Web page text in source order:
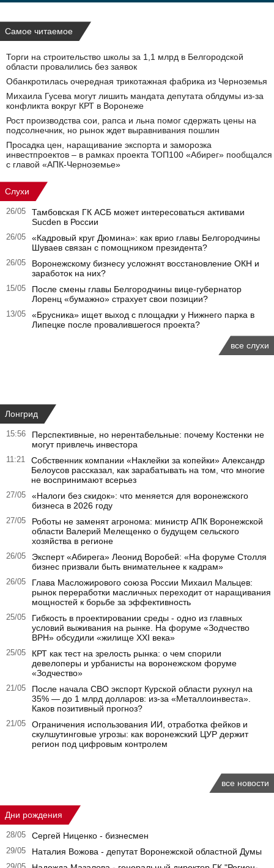
Самое читаемое
Торги на строительство школы за 1,1 млрд в Белгородской
области провалились без заявок
Обанкротилась очередная трикотажная фабрика из Черноземья
Михаила Гусева могут лишить мандата депутата облдумы из‑за
конфликта вокруг КРТ в Воронеже
Рост производства сои, рапса и льна помог сдержать цены на
подсолнечник, но рынок ждет выравнивания пошлин
Просадка цен, наращивание экспорта и заморозка
инвестпроектов – в рамках проекта ТОП100 «Абирег» пообщался
с главой «АПК-Черноземье»
Слухи
26/05
Тамбовская ГК АСБ может интересоваться активами
Sucden в России
26/05
«Кадровый круг Дюмина»: как врио главы Белгородчины
Шуваев связан с помощником президента?
26/05
Воронежскому бизнесу усложнят восстановление ОКН и
заработок на них?
15/05
После смены главы Белгородчины вице-губернатор
Лоренц «бумажно» страхует свои позиции?
13/05
«Брусника» ищет выход с площадки у Нижнего парка в
Липецке после провалившегося проекта?
все слухи
Лонгрид
15:56
Перспективные, но нерентабельные: почему Костенки не
могут привлечь инвестора
11:21
Собственник компании «Наклейки за копейки» Александр
Белоусов рассказал, как зарабатывать на том, что многие
не воспринимают всерьез
27/05
«Налоги без скидок»: что меняется для воронежского
бизнеса в 2026 году
27/05
Роботы не заменят агронома: министр АПК Воронежской
области Валерий Мелещенко о будущем сельского
хозяйства в регионе
26/05
Эксперт «Абирега» Леонид Воробей: «На форуме Столля
бизнес призвали быть внимательнее к кадрам»
26/05
Глава Масложирового союза России Михаил Мальцев:
рынок переработки масличных переходит от наращивания
мощностей к борьбе за эффективность
25/05
Гибкость в проектировании среды - одно из главных
условий выживания на рынке. На форуме «Зодчество
ВРН» обсудили «жилище XXI века»
25/05
КРТ как тест на зрелость рынка: о чем спорили
девелоперы и урбанисты на воронежском форуме
«Зодчество»
21/05
После начала СВО экспорт Курской области рухнул на
35% — до 1 млрд долларов: из-за «Металлоинвеста».
Каков позитивный прогноз?
21/05
Ограничения использования ИИ, отработка фейков и
скулшутинговые угрозы: как воронежский ЦУР держит
регион под цифровым контролем
все новости
Дни рождения
28/05 Сергей Ниценко - бизнесмен
29/05 Наталия Вожова - депутат Воронежской областной Думы